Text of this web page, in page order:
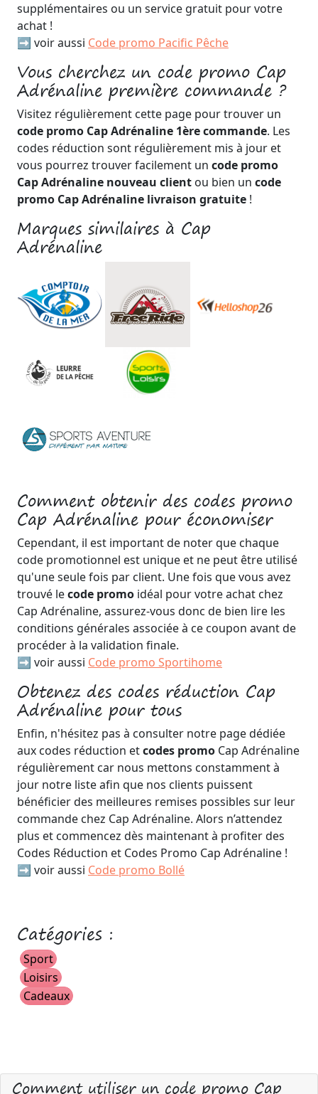
supplémentaires ou un service gratuit pour votre
achat !
➡️ voir aussi Code promo Pacific Pêche
Vous cherchez un code promo Cap
Adrénaline première commande ?
Visitez régulièrement cette page pour trouver un
code promo Cap Adrénaline 1ère commande. Les
codes réduction sont régulièrement mis à jour et
vous pourrez trouver facilement un code promo
Cap Adrénaline nouveau client ou bien un code
promo Cap Adrénaline livraison gratuite !
Marques similaires à Cap
Adrénaline
Comment obtenir des codes promo
Cap Adrénaline pour économiser
Cependant, il est important de noter que chaque
code promotionnel est unique et ne peut être utilisé
qu'une seule fois par client. Une fois que vous avez
trouvé lecode promo idéal pour votre achat chez
Cap Adrénaline, assurez-vous donc de bien lire les
conditions générales associée à ce coupon avant de
procéder à la validation finale.
➡️ voir aussi Code promo Sportihome
Obtenez des codes réduction Cap
Adrénaline pour tous
Enfin, n'hésitez pas à consulter notre page dédiée
aux codes réduction etcodes promo Cap Adrénaline
régulièrement car nous mettons constamment à
jour notre liste afin que nos clients puissent
bénéficier des meilleures remises possibles sur leur
commande chez Cap Adrénaline. Alors n’attendez
plus et commencez dès maintenant à profiter des
Codes Réduction et Codes Promo Cap Adrénaline !
➡️ voir aussi Code promo Bollé
Catégories :
Sport
Loisirs
Cadeaux
Comment utiliser un code promo Cap